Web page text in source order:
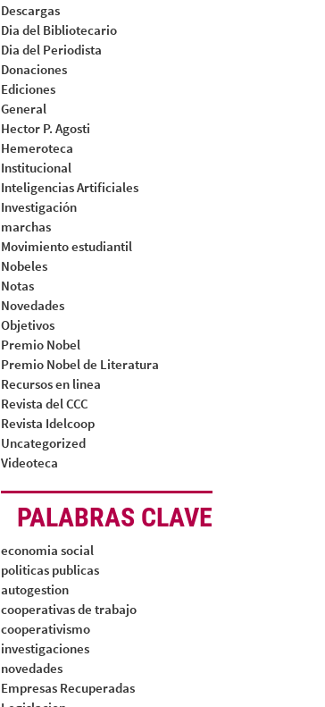
Descargas
Dia del Bibliotecario
Dia del Periodista
Donaciones
Ediciones
General
Hector P. Agosti
Hemeroteca
Institucional
Inteligencias Artificiales
Investigación
marchas
Movimiento estudiantil
Nobeles
Notas
Novedades
Objetivos
Premio Nobel
Premio Nobel de Literatura
Recursos en linea
Revista del CCC
Revista Idelcoop
Uncategorized
Videoteca
PALABRAS CLAVE
economia social
politicas publicas
autogestion
cooperativas de trabajo
cooperativismo
investigaciones
novedades
Empresas Recuperadas